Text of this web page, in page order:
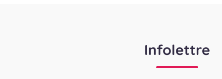
Infolettre